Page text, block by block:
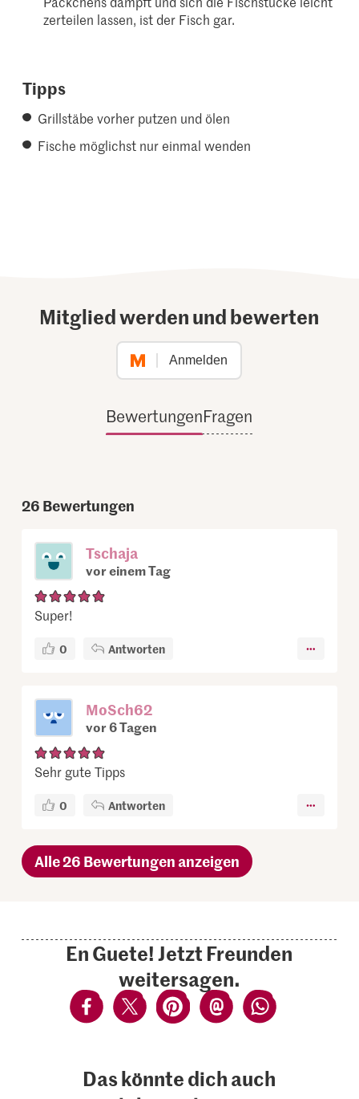
zerteilen lassen, ist der Fisch gar.
Tipps
Grillstäbe vorher putzen und ölen
Fische möglichst nur einmal wenden
Mitglied werden und bewerten
Anmelden
BewertungenFragen
26 Bewertungen
Tschaja
vor einem Tag
Super!
0 Antworten
MoSch62
vor 6 Tagen
Sehr gute Tipps
0 Antworten
Alle 26 Bewertungen anzeigen
En Guete! Jetzt Freunden
weitersagen.
Das könnte dich auch